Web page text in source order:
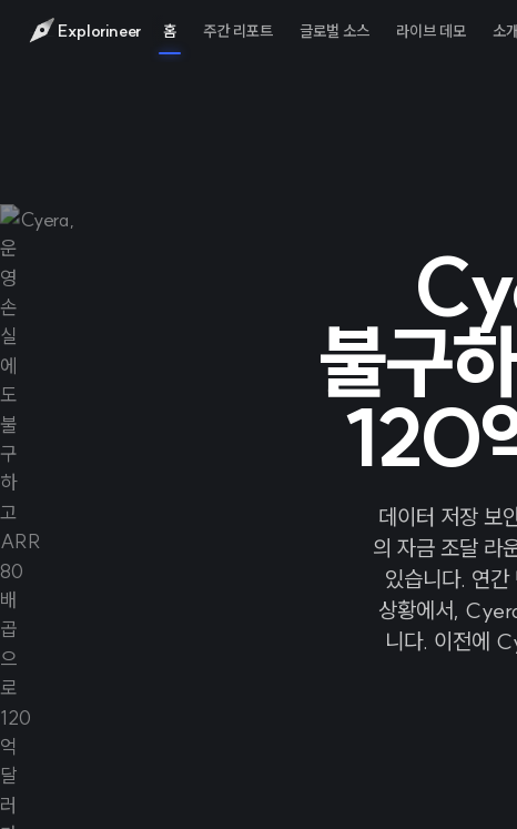
Explorineer 홈 주간 리포트 글로벌 소스 라이브 데모 소개
불구
120
데이터 저장
의 자금 조달 라
있습니다. 연
상황에서,
니다. 이전에